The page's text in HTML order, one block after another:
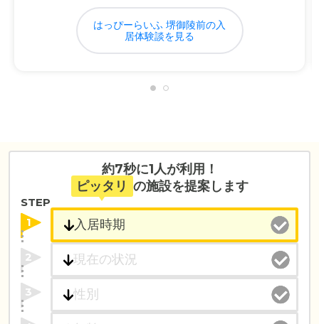
はっぴーらいふ 堺御陵前の入
居体験談を見る
約7秒に1人が利用！
ピッタリ の施設を提案します
STEP
1
2
3